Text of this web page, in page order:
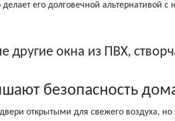
его долговечной альтернативой
другие окна из ПВХ,
безопасность
открытыми для свежего воздуха,